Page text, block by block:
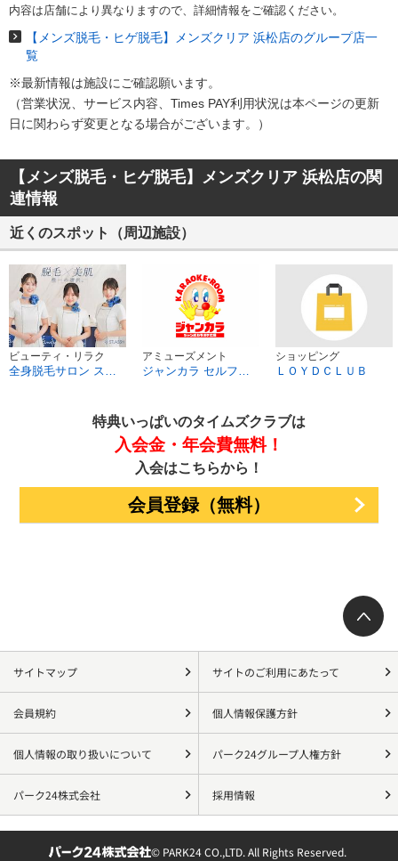
内容は店舗により異なりますので、詳細情報をご確認ください。
【メンズ脱毛・ヒゲ脱毛】メンズクリア 浜松店のグループ店一
覧
※最新情報は施設にご確認願います。
（営業状況、サービス内容、Times PAY利用状況は本ページの​更新
日に関わらず変更となる場合がございます。）​
【メンズ脱毛・ヒゲ脱毛】メンズクリア 浜松店の関
連情報
近くのスポット（周辺施設）
ビューティ・リラク
全身脱毛サロン ストラッシュ浜松店
アミューズメント
ジャンカラ セルフでジョイ有楽街店
ショッピング
ＬＯＹＤＣＬＵＢ
特典いっぱいのタイムズクラブは
入会金・年会費無料！
入会はこちらから！
会員登録（無料）
サイトマップ サイトのご利用にあたって
会員規約 個人情報保護方針
個人情報の取り扱いについて パーク24グループ人権方針
パーク24株式会社 採用情報
© PARK24 CO.,LTD. All Rights Reserved.